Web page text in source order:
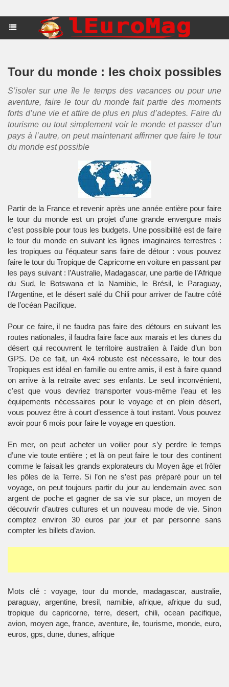
Tour du monde : les choix possibles
S’isoler sur une île le temps des vacances ou pour une
aventure, faire le tour du monde fait partie des moments
forts d’une vie et attire de plus en plus d’adeptes. Faire du
tourisme ou tout simplement voir le monde et passer d’un
pays à l’autre, on peut maintenant affirmer que faire le tour
du monde est possible
Partir de la France et revenir après une année entière pour faire
le tour du monde est un projet d’une grande envergure mais
c’est possible pour tous les budgets. Une possibilité est de faire
le tour du monde en suivant les lignes imaginaires terrestres :
les tropiques ou l’équateur sans faire de détour : vous pouvez
faire le tour du Tropique de Capricorne en voiture en passant par
les pays suivant : l’Australie, Madagascar, une partie de l’Afrique
du Sud, le Botswana et la Namibie, le Brésil, le Paraguay,
l’Argentine, et le désert salé du Chili pour arriver de l’autre côté
de l’océan Pacifique.
Pour ce faire, il ne faudra pas faire des détours en suivant les
routes nationales, il faudra faire face aux marais et les dunes du
désert qui recouvrent le territoire australien à l’aide d’un bon
GPS. De ce fait, un 4x4 robuste est nécessaire, le tour des
Tropiques est idéal en famille ou entre amis, il est à faire quand
on arrive à la retraite avec ses enfants. Le seul inconvénient,
c’est que vous devriez transporter vous-même l’eau et les
équipements nécessaires pour le voyage et en plein désert,
vous pouvez être à court d’essence à tout instant. Vous pouvez
avoir pour 6 mois pour faire le voyage en question.
En mer, on peut acheter un voilier pour s’y perdre le temps
d’une vie toute entière ; et là on peut faire le tour des continent
comme le faisait les grands explorateurs du Moyen âge et frôler
les pôles de la Terre. Si l’on ne s’est pas préparé pour un tel
voyage, on peut toujours partir du jour au lendemain avec son
argent de poche et gagner de sa vie sur place, un moyen de
découvrir d’autres cultures et un nouveau mode de vie. Sinon
comptez environ 30 euros par jour et par personne sans
compter les billets d’avion.
Mots clé : voyage, tour du monde, madagascar, australie,
paraguay, argentine, bresil, namibie, afrique, afrique du sud,
tropique du capricorne, terre, desert, chili, ocean pacifique,
avion, moyen age, france, aventure, ile, tourisme, monde, euro,
euros, gps, dune, dunes, afrique